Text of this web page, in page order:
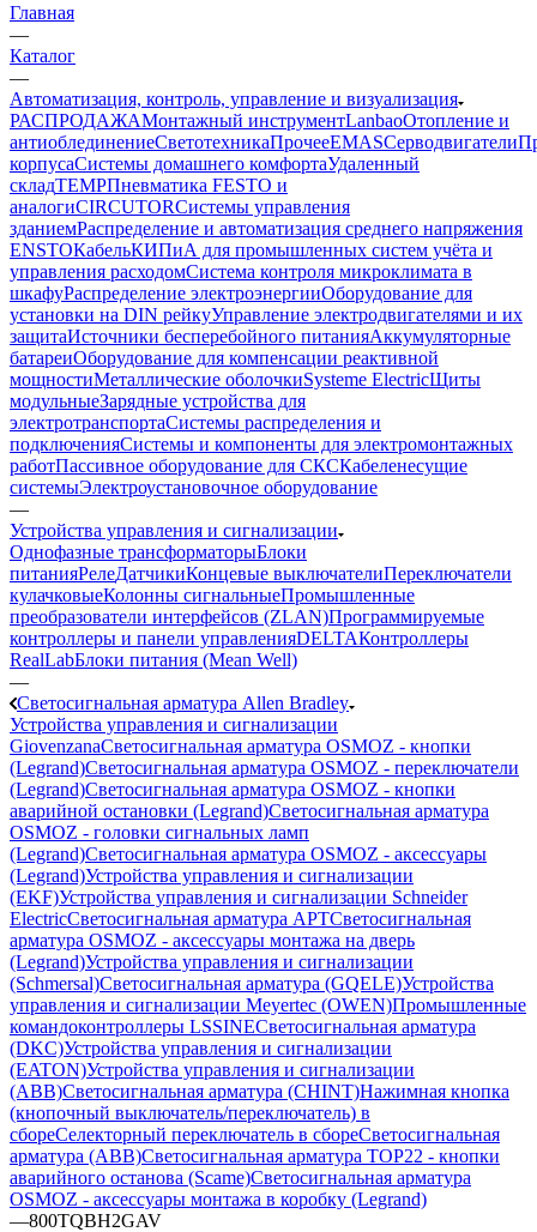
Главная
—
Каталог
—
Автоматизация, контроль, управление и визуализация
РАСПРОДАЖАМонтажный инструментLanbaoОтопление и
антиоблединениеСветотехникаПрочееEMASCерводвигатели
корпусаСистемы домашнего комфортаУдаленный
складTEMPПневматика FESTO и
аналогиCIRCUTORСистемы управления
зданиемРаспределение и автоматизация среднего напряжения
ENSTOКабельКИПиА для промышленных систем учёта и
управления расходомСистема контроля микроклимата в
шкафуРаспределение электроэнергииОборудование для
установки на DIN рейкуУправление электродвигателями и их
защитаИсточники бесперебойного питанияАккумуляторные
батареиОборудование для компенсации реактивной
мощностиМеталлические оболочкиSysteme ElectricЩиты
модульныеЗарядные устройства для
электротранспортаСистемы распределения и
подключенияСистемы и компоненты для электромонтажных
работПассивное оборудование для СКСКабеленесущие
системыЭлектроустановочное оборудование
—
Устройства управления и сигнализации
Однофазные трансформаторыБлоки
питанияРелеДатчикиКонцевые выключателиПереключатели
кулачковыеКолонны сигнальныеПромышленные
преобразователи интерфейсов (ZLAN)Программируемые
контроллеры и панели управленияDELTAКонтроллеры
RealLabБлоки питания (Mean Well)
—
Светосигнальная арматура Allen Bradley
Устройства управления и сигнализации
GiovenzanaСветосигнальная арматура OSMOZ - кнопки
(Legrand)Светосигнальная арматура OSMOZ - переключатели
(Legrand)Светосигнальная арматура OSMOZ - кнопки
аварийной остановки (Legrand)Светосигнальная арматура
OSMOZ - головки сигнальных ламп
(Legrand)Светосигнальная арматура OSMOZ - аксессуары
(Legrand)Устройства управления и сигнализации
(EKF)Устройства управления и сигнализации Schneider
ElectricСветосигнальная арматура APTСветосигнальная
арматура OSMOZ - аксессуары монтажа на дверь
(Legrand)Устройства управления и сигнализации
(Schmersal)Светосигнальная арматура (GQELE)Устройства
управления и сигнализации Meyertec (OWEN)Промышленные
командоконтроллеры LSSINEСветосигнальная арматура
(DKC)Устройства управления и сигнализации
(EATON)Устройства управления и сигнализации
(ABB)Светосигнальная арматура (CHINT)Нажимная кнопка
(кнопочный выключатель/переключатель) в
сбореСелекторный переключатель в сбореСветосигнальная
арматура (ABB)Светосигнальная арматура TOP22 - кнопки
аварийного останова (Scame)Светосигнальная арматура
OSMOZ - аксессуары монтажа в коробку (Legrand)
—800TQBH2GAV